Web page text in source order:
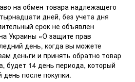
на обмен товара надлежащего
дней, без учета дня
срок не объявлен
Украины «О защите прав
день, когда вы можете
деньги и принять обратно товар
будет 14 день периода, который
после покупки.